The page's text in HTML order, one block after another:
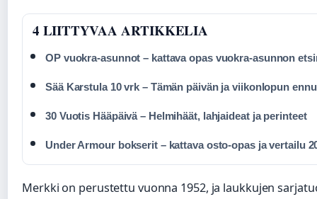
4 LIITTYVAA ARTIKKELIA
OP vuokra-asunnot – kattava opas vuokra-asunnon
Sää Karstula 10 vrk – Tämän päivän ja viikonlopun
30 Vuotis Hääpäivä – Helmihäät, lahjaideat ja perinteet
Under Armour bokserit – kattava osto-opas ja vertailu
Merkki on perustettu vuonna 1952, ja laukkujen